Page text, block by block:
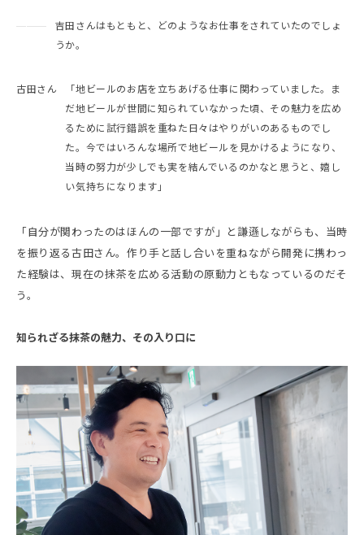
———
吉田さんはもともと、どのようなお仕事をされていたのでしょ
うか。
古田さん
「地ビールのお店を立ちあげる仕事に関わっていました。ま
だ地ビールが世間に知られていなかった頃、その魅力を広め
るために試行錯誤を重ねた日々はやりがいのあるものでし
た。今ではいろんな場所で地ビールを見かけるようになり、
当時の努力が少しでも実を結んでいるのかなと思うと、嬉し
い気持ちになります」
「自分が関わったのはほんの一部ですが」と謙遜しながらも、当時
を振り返る古田さん。作り手と話し合いを重ねながら開発に携わっ
た経験は、現在の抹茶を広める活動の原動力ともなっているのだそ
う。
知られざる抹茶の魅力、その入り口に